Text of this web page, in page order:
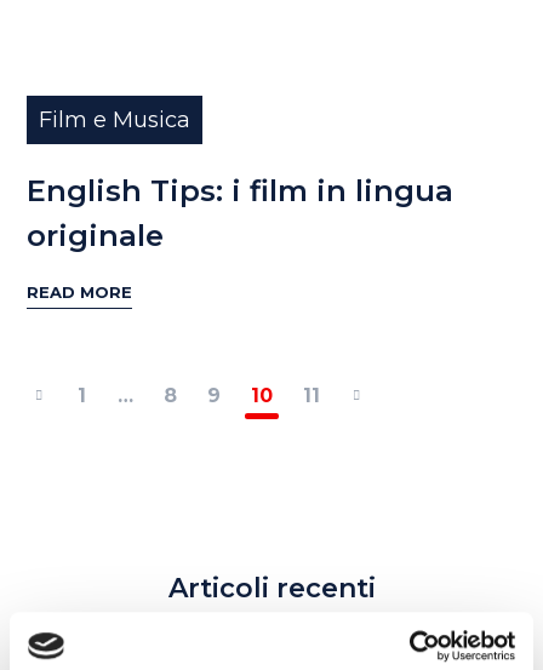
Film e Musica
English Tips: i film in lingua
originale
READ MORE
1 … 8 9 10 11
Articoli recenti